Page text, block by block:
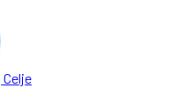
Celje